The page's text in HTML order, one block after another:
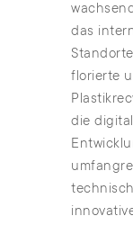
das
florierte
die